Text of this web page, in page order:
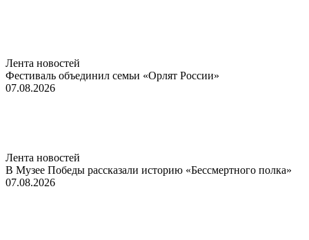
Лента новостей
Фестиваль объединил семьи «Орлят России»
07.08.2026
Лента новостей
В Музее Победы рассказали историю «Бессмертного полка»
07.08.2026